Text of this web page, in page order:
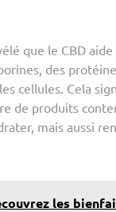
que le CBD
des
cellules. Cela
de produits
mais aussi
les